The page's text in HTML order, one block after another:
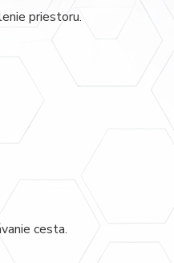
priestoru.
cesta.